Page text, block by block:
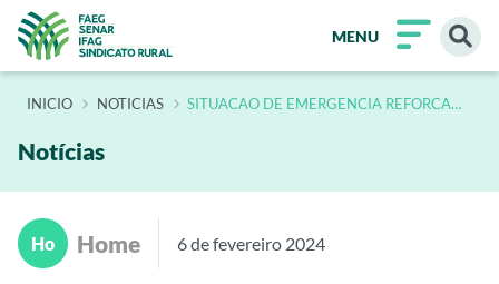
MENU
INÍCIO NOTICIAS SITUACAO DE EMERGENCIA REFORCA
Notícias
Ho Home 6 de fevereiro 2024